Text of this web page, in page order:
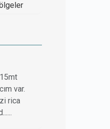
var.
rica